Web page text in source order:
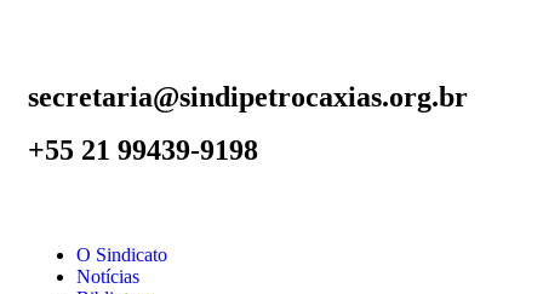
secretaria@sindipetrocaxias.org.br
+55 21 99439-9198
O Sindicato
Notícias